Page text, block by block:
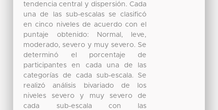
tendencia central y dispersión. Cada
una de las sub-escalas se clasificó
en cinco niveles de acuerdo con el
puntaje obtenido: Normal, leve,
moderado, severo y muy severo. Se
determinó el porcentaje de
participantes en cada una de las
categorías de cada sub-escala. Se
realizó análisis bivariado de los
niveles severo y muy severo de
cada sub-escala con las